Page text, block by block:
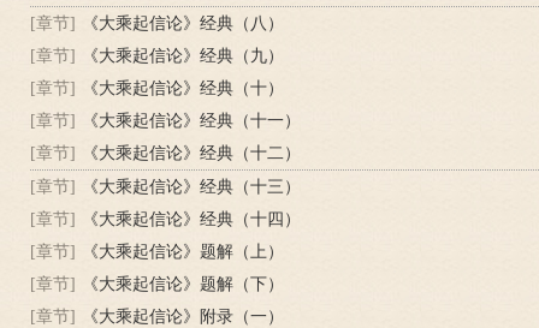
[章节]
《大乘起信论》经典（八）
[章节]
《大乘起信论》经典（九）
[章节]
《大乘起信论》经典（十）
[章节]
《大乘起信论》经典（十一）
[章节]
《大乘起信论》经典（十二）
[章节]
《大乘起信论》经典（十三）
[章节]
《大乘起信论》经典（十四）
[章节]
《大乘起信论》题解（上）
[章节]
《大乘起信论》题解（下）
[章节]
《大乘起信论》附录（一）